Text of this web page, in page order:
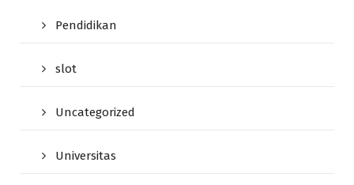
Pendidikan
slot
Uncategorized
Universitas